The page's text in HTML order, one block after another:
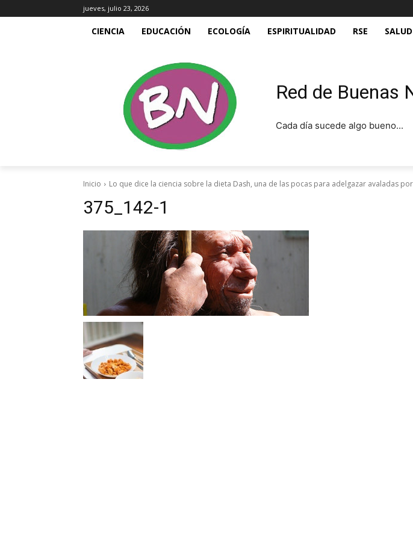
jueves, julio 23, 2026
CIENCIA EDUCACIÓN ECOLOGÍA ESPIRITUALIDAD RSE SALUD
Red de Buenas
Cada día sucede algo bueno...
Inicio Lo que dice la ciencia sobre la dieta Dash, una de las pocas para adelgazar avaladas
375_142-1